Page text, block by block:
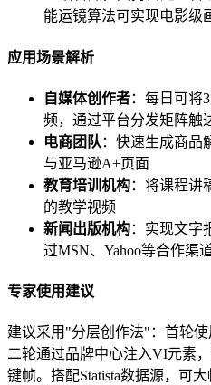
能运镜算法可实现电影级
应用场景解析
自媒体创作者：每日可将
频，通过平台分发矩阵触
电商团队 ：快速生成商品
与亚马逊A+页面
教育培训机构：将课程讲
的教学视频
新闻出版机构：实现文字
过MSN、Yahoo等合作渠
专家使用建议
建议采用"分层创作法"：首轮
二轮通过品牌中心注入VI元素
键帧。搭配Statista数据源，可